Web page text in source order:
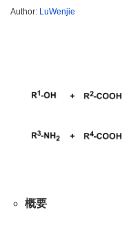
Author: LuWenjie
概要